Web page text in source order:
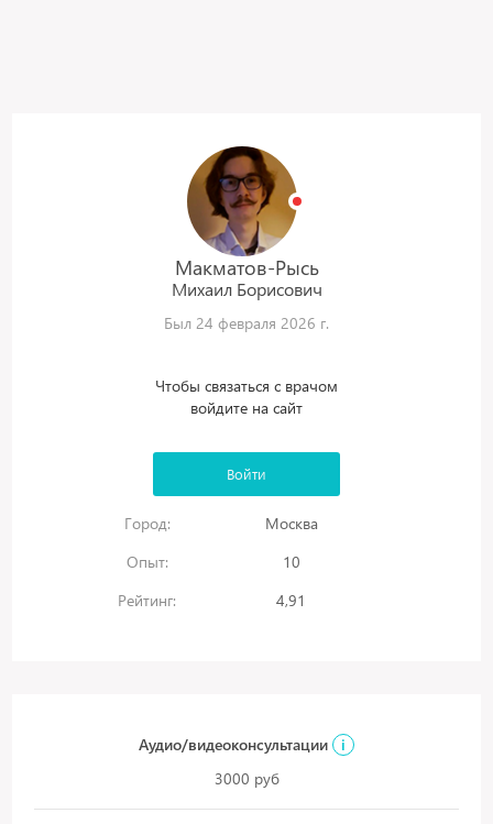
Макматов-Рысь
Михаил Борисович
Был 24 февраля 2026 г.
Чтобы связаться с врачом
войдите на сайт
Войти
Город:
Москва
Опыт:
10
Рейтинг:
4,91
Аудио/видеоконсультации
i
3000 руб